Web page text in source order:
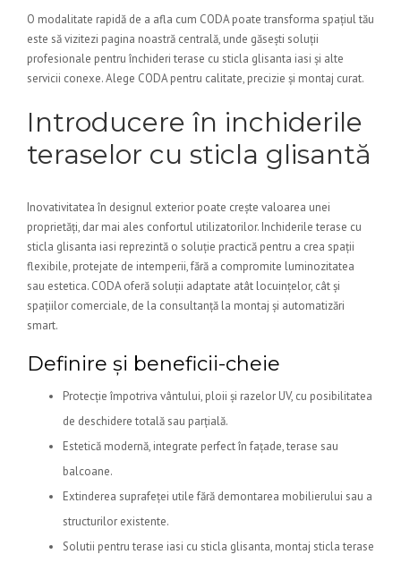
O modalitate rapidă de a afla cum CODA poate transforma spațiul tău
este să vizitezi pagina noastră centrală, unde găsești soluții
profesionale pentru închideri terase cu sticla glisanta iasi și alte
servicii conexe. Alege CODA pentru calitate, precizie și montaj curat.
Introducere în inchiderile
teraselor cu sticla glisantă
Inovativitatea în designul exterior poate crește valoarea unei
proprietăți, dar mai ales confortul utilizatorilor. Inchiderile terase cu
sticla glisanta iasi reprezintă o soluție practică pentru a crea spații
flexibile, protejate de intemperii, fără a compromite luminozitatea
sau estetica. CODA oferă soluții adaptate atât locuințelor, cât și
spațiilor comerciale, de la consultanță la montaj și automatizări
smart.
Definire și beneficii-cheie
Protecție împotriva vântului, ploii și razelor UV, cu posibilitatea
de deschidere totală sau parțială.
Estetică modernă, integrate perfect în fațade, terase sau
balcoane.
Extinderea suprafeței utile fără demontarea mobilierului sau a
structurilor existente.
Solutii pentru terase iasi cu sticla glisanta, montaj sticla terase